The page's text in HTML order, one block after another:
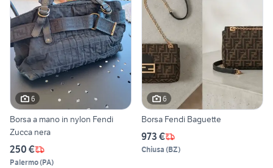
6
Borsa a mano in nylon Fendi
Zucca nera
250 €
Palermo(PA)
6
Borsa Fendi Baguette
973 €
Chiusa (BZ)